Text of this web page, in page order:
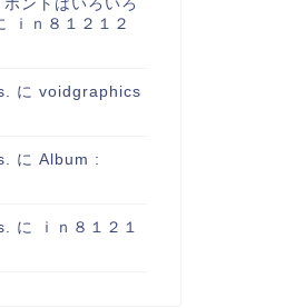
ントはいろいろ
ｉｎ８１２１２
に voidgraphics
に Album :
に
ｉｎ８１２１